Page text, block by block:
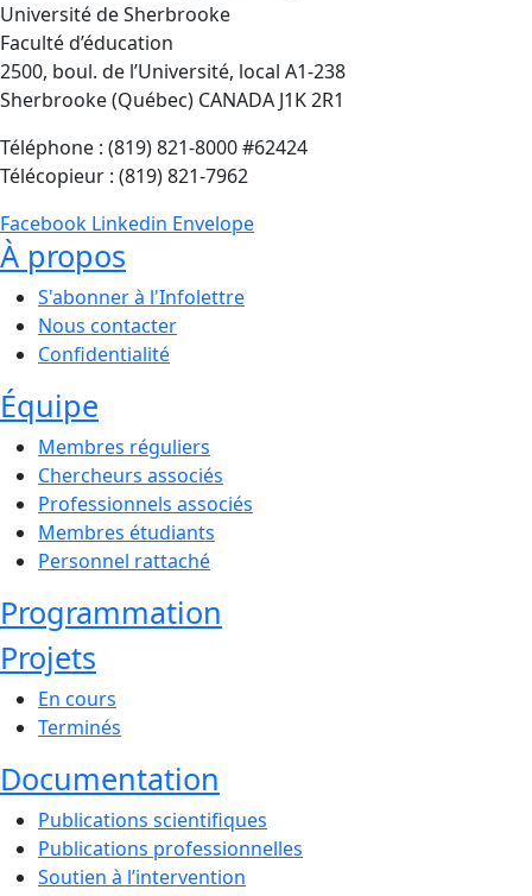
Université de Sherbrooke
Faculté d’éducation
2500, boul. de l’Université, local A1-238
Sherbrooke (Québec) CANADA J1K 2R1
Téléphone : (819) 821-8000 #62424
Télécopieur : (819) 821-7962
Facebook Linkedin Envelope
À propos
S'abonner à l'Infolettre
Nous contacter
Confidentialité
Équipe
Membres réguliers
Chercheurs associés
Professionnels associés
Membres étudiants
Personnel rattaché
Programmation
Projets
En cours
Terminés
Documentation
Publications scientifiques
Publications professionnelles
Soutien à l’intervention